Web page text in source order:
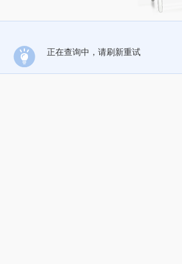
正在查询中，请刷新重试